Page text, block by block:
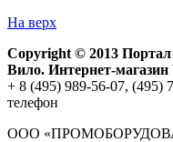
На верх
Copyright © 2013 Портал
Вило. Интернет-
+ 8 (495) 989-56-07, (495)
телефон
ООО